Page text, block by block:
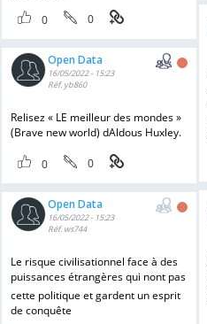
0
0
Open Data
16/05/2022 - 15:23
Réf. yb860
Relisez « LE meilleur des mondes »
(Brave new world) dAldous Huxley.
0 0
Open Data
16/05/2022 - 15:23
Réf. ws744
Le risque civilisationnel face à des
puissances étrangères qui nont pas
cette politique et gardent un esprit
de conquête